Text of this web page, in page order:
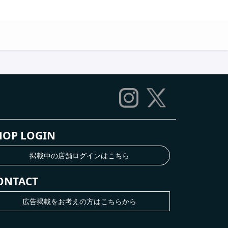
LOGIN
掲載中の店舗ログインはこちら
広告掲載をお考えの方はこちらから